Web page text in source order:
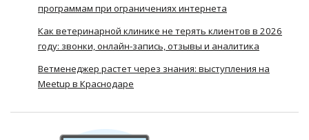
программам при ограничениях интернета
Как ветеринарной клинике не терять клиентов в 2026
году: звонки, онлайн-запись, отзывы и аналитика
Ветменеджер растет через знания: выступления на
Meetup в Краснодаре